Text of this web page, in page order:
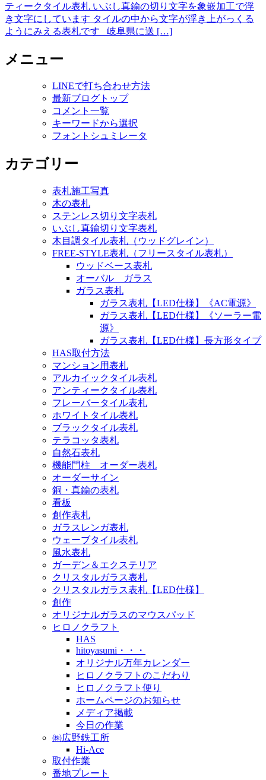
ティークタイル表札 いぶし真鍮の切り文字を象嵌加工で浮
き文字にしています タイルの中から文字が浮き上がっくる
ようにみえる表札です 岐阜県に送 […]
メニュー
LINEで打ち合わせ方法
最新ブログトップ
コメント一覧
キーワードから選択
フォントシュミレータ
カテゴリー
表札施工写真
木の表札
ステンレス切り文字表札
いぶし真鍮切り文字表札
木目調タイル表札（ウッドグレイン）
FREE-STYLE表札（フリースタイル表札）
ウッドベース表札
オーバル ガラス
ガラス表札
ガラス表札【LED仕様】《AC電源》
ガラス表札【LED仕様】《ソーラー電
源》
ガラス表札【LED仕様】長方形タイプ
HAS取付方法
マンション用表札
アルカイックタイル表札
アンティークタイル表札
フレーバータイル表札
ホワイトタイル表札
ブラックタイル表札
テラコッタ表札
自然石表札
機能門柱 オーダー表札
オーダーサイン
銅・真鍮の表札
看板
創作表札
ガラスレンガ表札
ウェーブタイル表札
風水表札
ガーデン＆エクステリア
クリスタルガラス表札
クリスタルガラス表札【LED仕様】
創作
オリジナルガラスのマウスパッド
ヒロノクラフト
HAS
hitoyasumi・・・
オリジナル万年カレンダー
ヒロノクラフトのこだわり
ヒロノクラフト便り
ホームページのお知らせ
メディア掲載
今日の作業
㈱広野鉄工所
Hi-Ace
取付作業
番地プレート